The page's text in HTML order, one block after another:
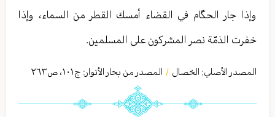
وإذا جار الحكّام في القضاء أمسك القطر من السماء، وإذا
خفرت الذمّة نصر المشركون على المسلمين.
المصدر الأصلي: الخصال / المصدر من بحار الأنوار: ج١٠١، ص٢٦٣